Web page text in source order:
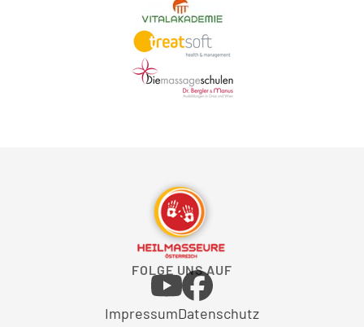
FOLGE UNS AUF
ImpressumDatenschutz